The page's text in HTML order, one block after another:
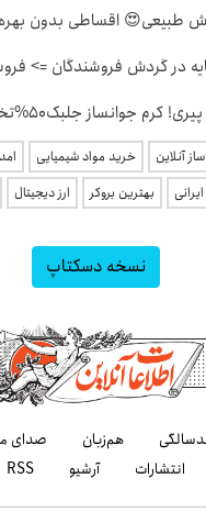
طبیعی😍 اقساطی بدون بهره
کرم جوانساز جلبک50%تخفیف
آنلاین خرید مواد شیمیایی
بهترین بروکر ارز دیجیتال
نسخه دسکتاپ
هم‌زبان صدای
انتشارات
آرشیو RSS